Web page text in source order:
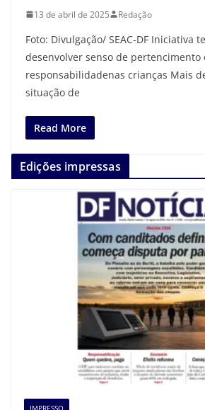
13 de abril de 2025 Redação
Foto: Divulgação/ SEAC-DF Iniciativa
desenvolver senso de pertencimento
responsabilidadenas crianças Mais
situação de
Read More
Edições impressas
IMPRESSO